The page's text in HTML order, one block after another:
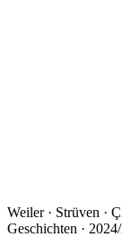
Weiler · Strüven ·
Geschichten ·